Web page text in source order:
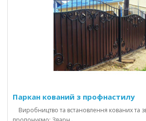
Паркан кований з профнастилу
Виробництво та встановлення кованих та